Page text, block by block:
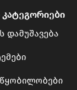
დამუშავება